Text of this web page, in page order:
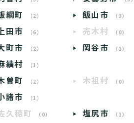
綱町 （2） 飯山市 （3）
田市 （6） 売木村 （0）
町市 （2） 岡谷市 （1）
績村 （1）
曽町 （2） 木祖村 （0）
諸市 （1）
久穂町 （0） 塩尻市 （1）